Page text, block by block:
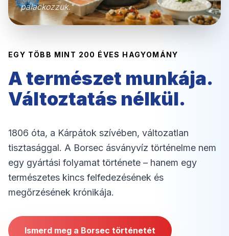
EGY TÖBB MINT 200 ÉVES HAGYOMÁNY
A természet munkája.
Változtatás nélkül.
1806 óta, a Kárpátok szívében, változatlan
tisztasággal. A Borsec ásványvíz történelme nem
egy gyártási folyamat története – hanem egy
természetes kincs felfedezésének és
megőrzésének krónikája.
Ismerd meg a Borsec történetét
palackozzuk."